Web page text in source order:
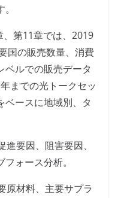
第11章では、2019
国の販売数量、消費
ベルでの販売データ
までの光トークセッ
ベースに地域別、タ
要因、阻害要因、
ォース分析。
原材料、主要サプラ